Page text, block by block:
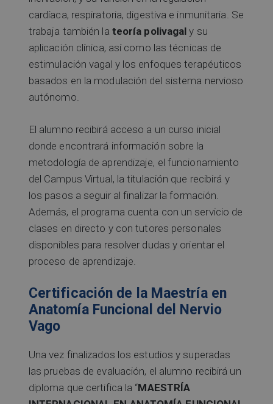
cardíaca, respiratoria, digestiva e inmunitaria. Se
trabaja también la teoría polivagal y su
aplicación clínica, así como las técnicas de
estimulación vagal y los enfoques terapéuticos
basados en la modulación del sistema nervioso
autónomo.
El alumno recibirá acceso a un curso inicial
donde encontrará información sobre la
metodología de aprendizaje, el funcionamiento
del Campus Virtual, la titulación que recibirá y
los pasos a seguir al finalizar la formación.
Además, el programa cuenta con un servicio de
clases en directo y con tutores personales
disponibles para resolver dudas y orientar el
proceso de aprendizaje.
Certificación de la Maestría en
Anatomía Funcional del Nervio
Vago
Una vez finalizados los estudios y superadas
las pruebas de evaluación, el alumno recibirá un
diploma que certifica la “MAESTRÍA